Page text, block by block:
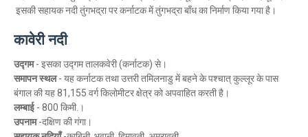
इसकीसहायक नदी तुंगभद्रा पर कर्नाटक में तुंगभद्रा बाँध का निर्माण किया गया है।
कावेरी नदी
उद्गम- इसका उद्गम तालकवेरी (कर्नाटक) से।
समापन स्थल- यह कर्नाटक तथा उत्तरी तमिलनाडु में बहने के पश्चात् कुल्लूर के पास
बंगाल की यह 81,155 वर्ग किलोमीटर क्षेत्र को अपवाहित करती है।
लम्बाई- 800 किमी.।
उपनाम-दक्षिण की गंगा।